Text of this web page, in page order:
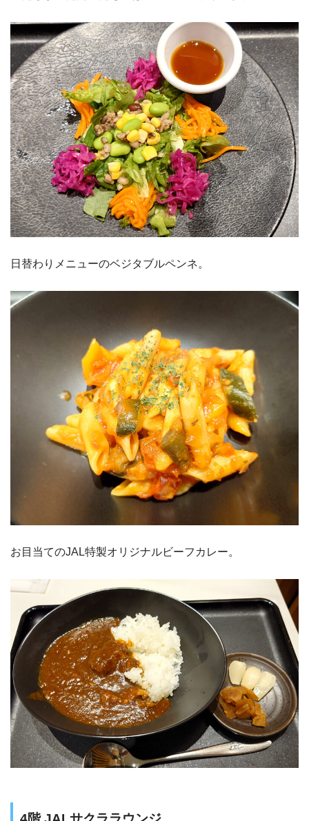
日替わりメニューのベジタブルペンネ。
お目当てのJAL特製オリジナルビーフカレー。